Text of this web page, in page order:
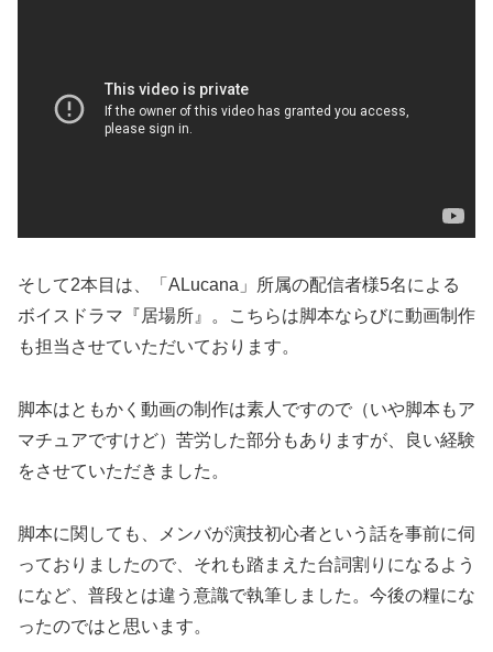
そして2本目は、「ALucana」所属の配信者様5名による
ボイスドラマ『居場所』。こちらは脚本ならびに動画制作
も担当させていただいております。
脚本はともかく動画の制作は素人ですので（いや脚本もア
マチュアですけど）苦労した部分もありますが、良い経験
をさせていただきました。
脚本に関しても、メンバが演技初心者という話を事前に伺
っておりましたので、それも踏まえた台詞割りになるよう
になど、普段とは違う意識で執筆しました。今後の糧にな
ったのではと思います。